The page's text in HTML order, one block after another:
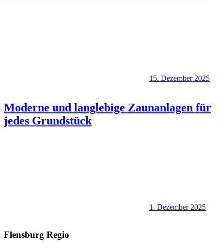
15. Dezember 2025
Moderne und langlebige Zaunanlagen für
jedes Grundstück
1. Dezember 2025
Flensburg Regio